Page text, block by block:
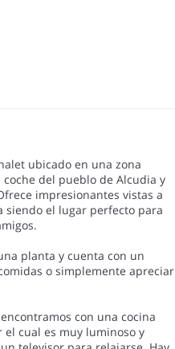
ubicado en una zona
del pueblo de Alcudia y
impresionantes vistas a
siendo el lugar perfecto para
planta y cuenta con un
o simplemente apreciar
con una cocina
cual es muy luminoso y